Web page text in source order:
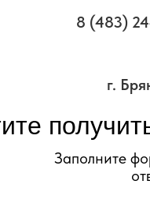
8 (483)
г.
Заполните